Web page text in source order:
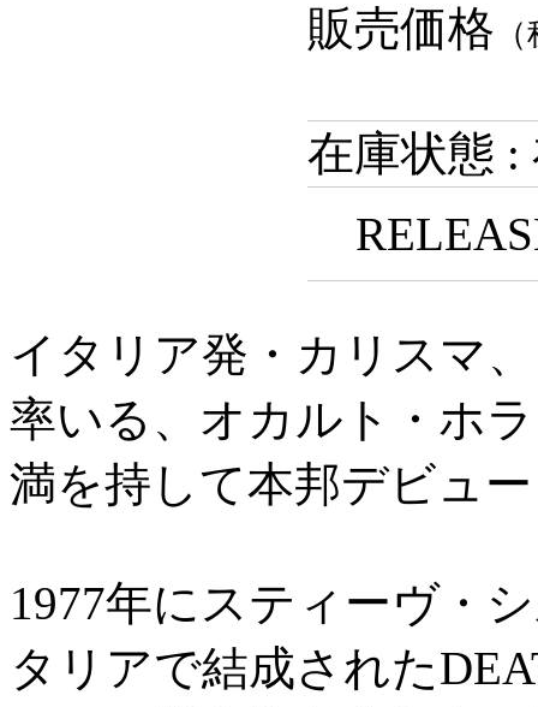
販売価格
在庫状態 :
イタリア発・カリスマ
率いる、オカルト・ホ
満を持して本邦デビュ
1977年にスティーヴ・
タリアで結成された